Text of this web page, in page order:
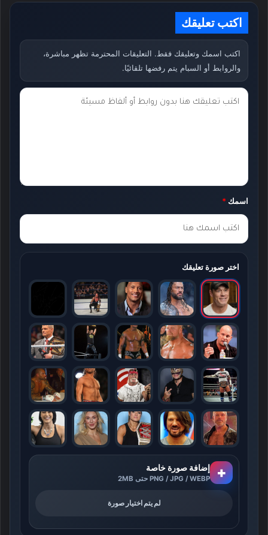
اكتب تعليقك
اكتب اسمك وتعليقك فقط. التعليقات المحترمة تظهر مباشرة،
والروابط أو السبام يتم رفضها تلقائيًا.
ت
ك
*
اسمك *
اختر صورة تعليقك
+ إضافة صورة خاصة
PNG / JPG / WEBP حتى 2MB
لم يتم اختيار صورة